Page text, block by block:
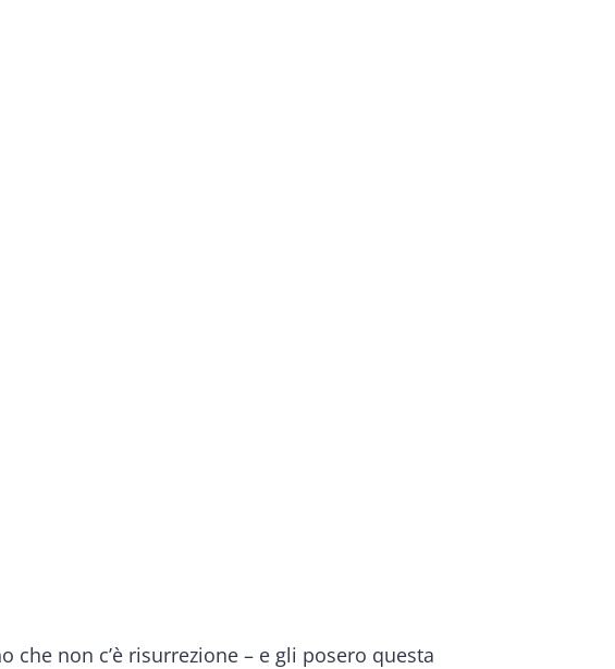
non c’è risurrezione – e gli posero questa